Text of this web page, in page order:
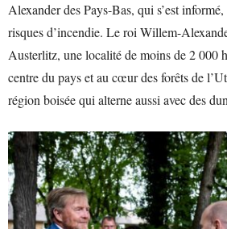
Alexander des Pays-Bas, qui s’est
risques d’incendie. Le roi Willem-
Austerlitz, une localité de moins de 2 000
centre du pays et au cœur des forêts de
région boisée qui alterne aussi avec des